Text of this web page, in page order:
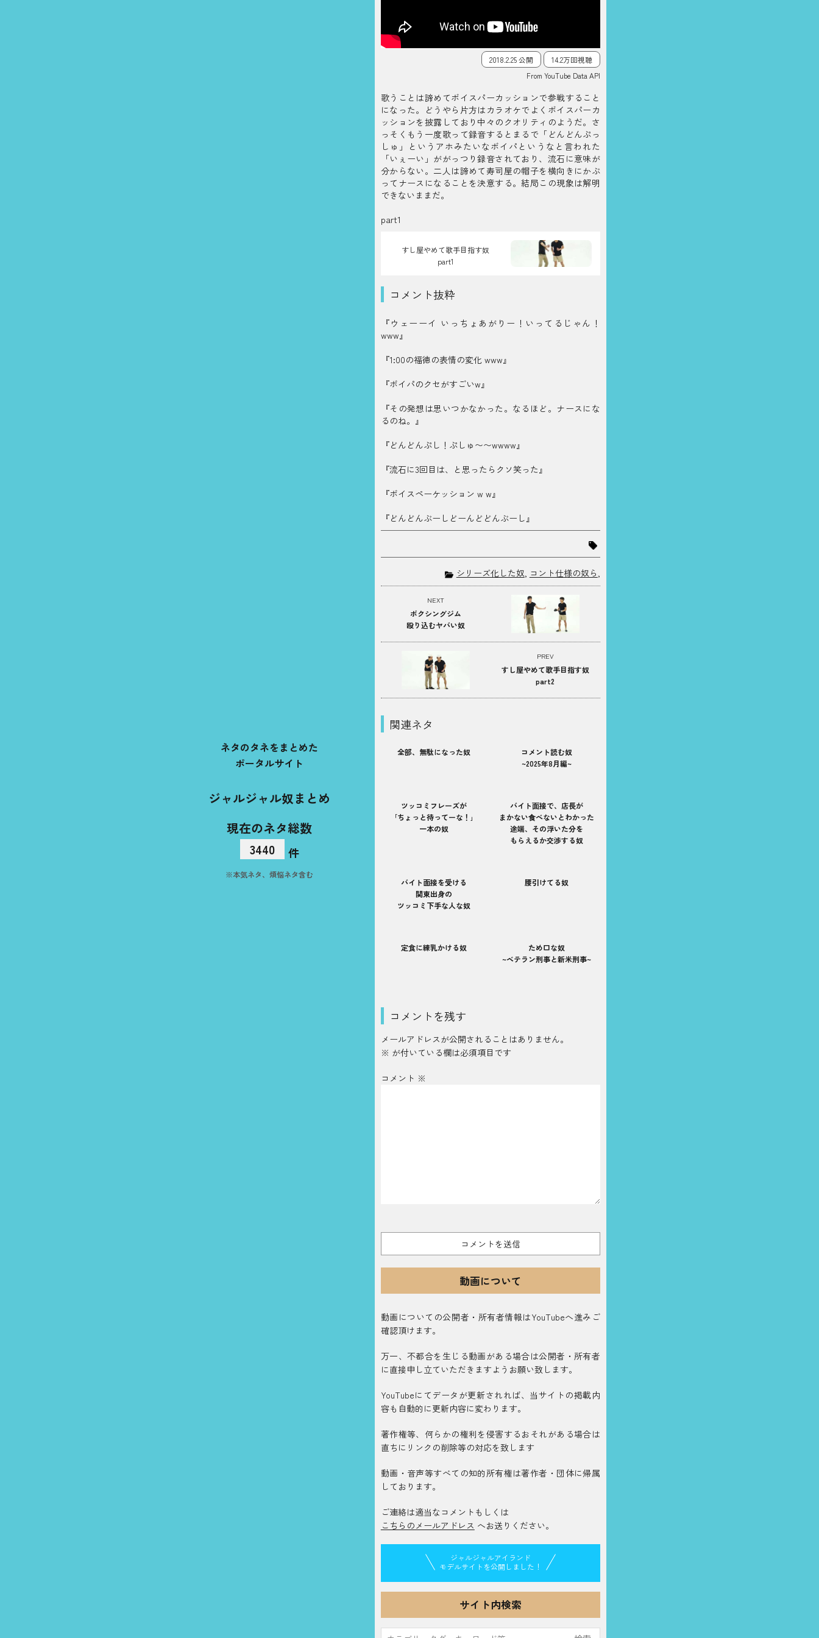
ジャルジャル奴まとめ
現在のネタ総数
3440
件
※本気ネタ、煩悩ネタ含む
ネタのタネをまとめた
ポータルサイト
2018.2.25 公開
14.2万回視聴
From YouTube Data API
歌うことは諦めてボイスパーカッションで参戦すること
になった。どうやら片方はカラオケでよくボイスパーカ
ッションを披露しており中々のクオリティのようだ。さ
っそくもう一度歌って録音するとまるで「どんどんぷっ
しゅ」というアホみたいなボイパというなと言われた
「いぇーい」ががっつり録音されており、流石に意味が
分からない。二人は諦めて寿司屋の帽子を横向きにかぶ
ってナースになることを決意する。結局この現象は解明
できないままだ。
part1
すし屋やめて歌手目指す奴
part1
コメント抜粋
『ウェーーイ いっちょあがりー！いってるじゃん！
www』
『1:00の福徳の表情の変化 www』
『ボイパのクセがすごいw』
『その発想は思いつかなかった。なるほど。ナースにな
るのね。』
『どんどんぷし！ぷしゅ〜〜wwww』
『流石に3回目は、と思ったらクソ笑った』
『ボイスペーケッション w w』
『どんどんぶーしどーんどどんぶーし』
シリーズ化した奴, コント仕様の奴ら,
PREV
すし屋やめて歌手目指す奴
part2
NEXT
ボクシングジム
殴り込むヤバい奴
関連ネタ
全部、無駄になった奴
コメント読む奴
~2025年8月編~
ツッコミフレーズが
｢ちょっと待ってーな！｣
一本の奴
バイト⾯接で、店⻑が
まかない⾷べないとわかった
途端、その浮いた分を
もらえるか交渉する奴
バイト面接を受ける
関東出身の
ツッコミ下手な人な奴
腰引けてる奴
定食に練乳かける奴
ため口な奴
~ベテラン刑事と新米刑事~
コメントを残す
メールアドレスが公開されることはありません。
※ が付いている欄は必須項目です
コメント ※
動画について
動画についての公開者・所有者情報はYouTubeへ進みご
確認頂けます。
万一、不都合を生じる動画がある場合は公開者・所有者
に直接申し立ていただきますようお願い致します。
YouTubeにてデータが更新されれば、当サイトの掲載内
容も自動的に更新内容に変わります。
著作権等、何らかの権利を侵害するおそれがある場合は
直ちにリンクの削除等の対応を致します
動画・音声等すべての知的所有権は著作者・団体に帰属
しております。
ご連絡は適当なコメントもしくは
こちらのメールアドレス へお送りください。
ジャルジャルアイランド
モデルサイトを公開しました！
サイト内検索